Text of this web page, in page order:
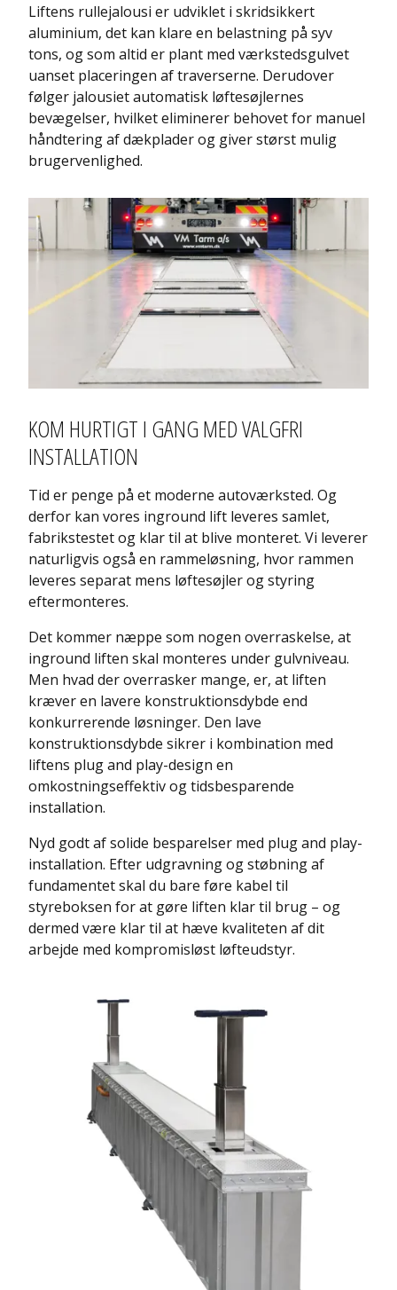
Liftens rullejalousi er udviklet i skridsikkert
aluminium, det kan klare en belastning på syv
tons, og som altid er plant med værkstedsgulvet
uanset placeringen af traverserne. Derudover
følger jalousiet automatisk løftesøjlernes
bevægelser, hvilket eliminerer behovet for manuel
håndtering af dækplader og giver størst mulig
brugervenlighed.
KOM HURTIGT I GANG MED VALGFRI
INSTALLATION
Tid er penge på et moderne autoværksted. Og
derfor kan vores inground lift leveres samlet,
fabrikstestet og klar til at blive monteret. Vi leverer
naturligvis også en rammeløsning, hvor rammen
leveres separat mens løftesøjler og styring
eftermonteres.
Det kommer næppe som nogen overraskelse, at
inground liften skal monteres under gulvniveau.
Men hvad der overrasker mange, er, at liften
kræver en lavere konstruktionsdybde end
konkurrerende løsninger. Den lave
konstruktionsdybde sikrer i kombination med
liftens plug and play-design en
omkostningseffektiv og tidsbesparende
installation.
Nyd godt af solide besparelser med plug and play-
installation. Efter udgravning og støbning af
fundamentet skal du bare føre kabel til
styreboksen for at gøre liften klar til brug – og
dermed være klar til at hæve kvaliteten af dit
arbejde med kompromisløst løfteudstyr.